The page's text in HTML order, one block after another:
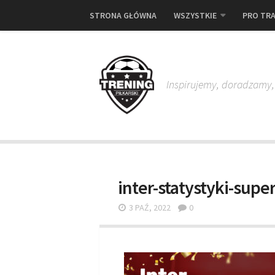
STRONA GŁÓWNA WSZYSTKIE PRO
Inspirujemy,
inter-statystyki-
3 PAŹ, 2022 0